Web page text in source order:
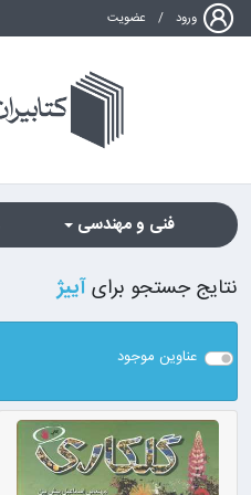
ورود / عضویت
فنی و مهندسی
نتایج جستجو برایآییژ
عناوین موجود